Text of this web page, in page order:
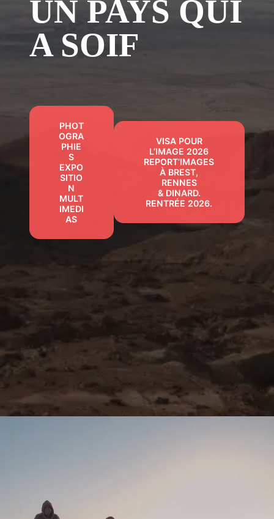
UN PAYS QUI
A SOIF
PHOT
OGRA
PHIE
S
EXPO
SITIO
N
MULT
IMEDI
AS
VISA POUR
L’IMAGE 2026
REPORT’IMAGES
À BREST,
RENNES
& DINARD.
RENTRÉE 2026.